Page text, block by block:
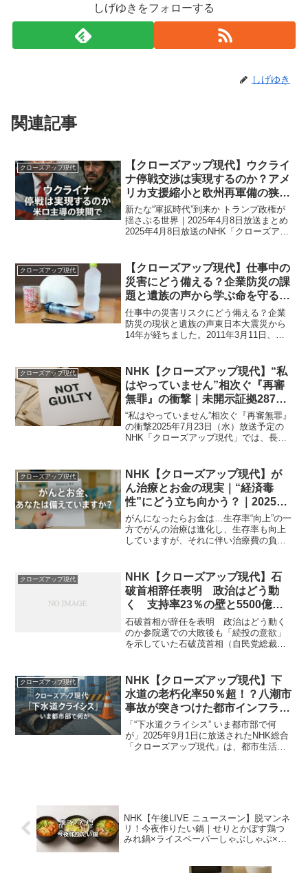
しげゆきをフォローする
しげゆき
関連記事
クローズアップ現代
【クローズアップ現代】ウクライ
ナ停戦交渉は実現するのか？アメ
リカ支援縮小と欧州再軍備の狭間
で揺れる現実｜2025年4月8日放
送
新たな“軍拡時代”到来か トランプ政権が
揺さぶる世界｜2025年4月8日放送まとめ
2025年4月8日放送のNHK「クローズアッ
面するウクライナやヨーロッパの動きが
取り上...
クローズアップ現代
【クローズアップ現代】仕事中の
災害にどう備える？企業防災の課
題と遺族の声から学ぶ命を守る対
策｜2025年3月10日放送
仕事中の災害リスクにどう備える？企業
防災の現状と遺族の声東日本大震災から
14年が経ちました。2011年3月11日、午
多くの尊い命が失われました。震災をき
っかけに企業...
クローズアップ現代
NHK【クローズアップ現代】“私
はやっていません”相次ぐ『再審
無罪』の衝撃｜未開示証拠287点
が語る司法の闇【2025年7月23日
放送】
“私はやっていません”相次ぐ『再審無罪』
の衝撃2025年7月23日（水）放送予定の
NHK「クローズアップ現代」では、長年
福井県で発生した女子中学生殺害事件で
服役した男...
クローズアップ現代
NHK【クローズアップ現代】が
ん治療とお金の現実｜“経済毒
性”にどう立ち向かう？｜2025年
5月19日
がんになったらお金は…生存率“向上”の一
方でがんの治療は進化し、生存率も向上
していますが、それに伴い治療費の負担
代」では、「がんとお金」をテーマに、
実際の患者...
クローズアップ現代
NHK【クローズアップ現代】石
破首相辞任表明 政治はどう動
く 支持率23％の壁と5500億ド
ル交渉の真相 2025/9/8放送★
石破首相が辞任を表明 政治はどう動く
のか参院選での大敗後も「続投の意欲」
を示していた石破茂首相（自民党総裁）
国民に大きな衝撃を与えました。この記
事では、決断の舞台...
クローズアップ現代
NHK【クローズアップ現代】下
水道の老朽化率50％超！？八潮市
事故が突きつけた都市インフラ危
機 2025年9月1日放送
「“下水道クライシス” いま都市部で何
が」2025年9月1日に放送されたNHK総合
「クローズアップ現代」は、都市生活を
NHK【午後LIVE ニュースーン】脱マンネ
リ！今夜作りたい鍋｜せりとかぼす鶏つ
みれ鍋×ライスペーパーしゃぶしゃぶ×ポ